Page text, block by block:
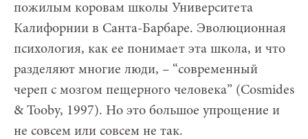
пожилым коровам школы Университета
Калифорнии в Санта-Барбаре. Эволюционная
психология, как ее понимает эта школа, и что
разделяют многие люди, – “современный
череп с мозгом пещерного человека” (Cosmides
& Tooby, 1997). Но это большое упрощение и
не совсем или совсем не так.